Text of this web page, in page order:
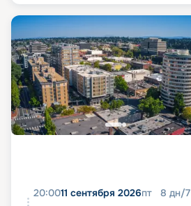
20:0011 сентября 2026пт 8 дн/7